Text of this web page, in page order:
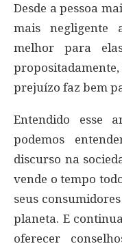
Desde a pessoa
mais negligente
melhor para
prejuízo faz bem
Entendido esse
podemos
discurso na
vende o tempo
seus
planeta. E
oferecer